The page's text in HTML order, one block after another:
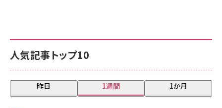
人気記事トップ10
昨日 1週間 1か月